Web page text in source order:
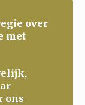
over
met
ons